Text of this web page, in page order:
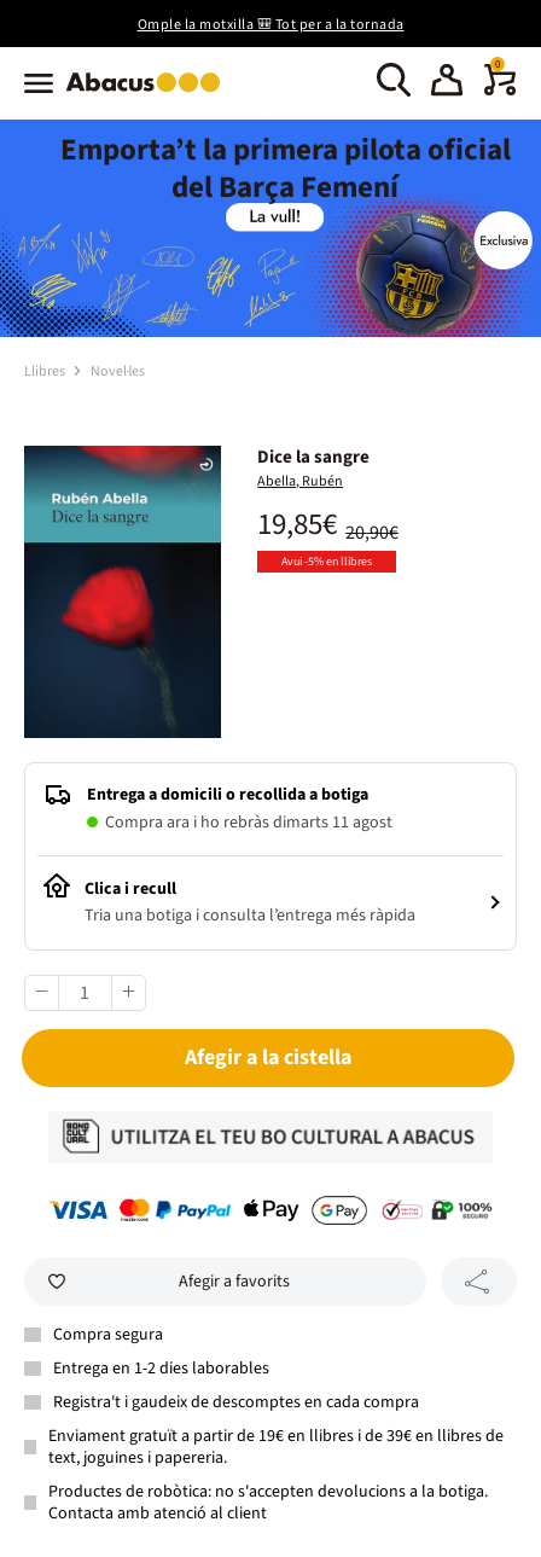
Omple la motxilla 🎒 Tot per a la tornada
0
Emporta’t la primera pilota oficial
del Barça Femení
Llibres Novel·les
Dice la sangre
Abella, Rubén
20,90€
19,85€
Avui -5% en llibres
Entrega a domicili o recollida a botiga
Compra ara i ho rebràs dimarts 11 agost
Clica i recull
Tria una botiga i consulta l’entrega més ràpida
Afegir a la cistella
Afegir a favorits
Compra segura
Entrega en 1-2 dies laborables
Registra't i gaudeix de descomptes en cada compra
Enviament gratuït a partir de 19€ en llibres i de 39€ en llibres de
text, joguines i papereria.
Productes de robòtica: no s'accepten devolucions a la botiga.
Contacta amb atenció al client